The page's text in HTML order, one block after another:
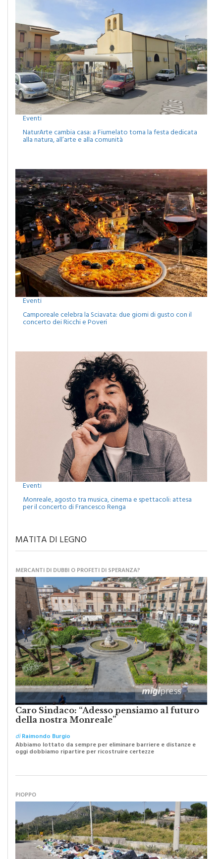
Eventi
NaturArte cambia casa: a Fiumelato torna la festa dedicata
alla natura, all’arte e alla comunità
Eventi
Camporeale celebra la Sciavata: due giorni di gusto con il
concerto dei Ricchi e Poveri
Monreale, agosto tra musica, cinema e spettacoli: attesa
per il concerto di Francesco Renga
Caro Sindaco: “Adesso pensiamo al futuro
della nostra Monreale”
diRaimondo Burgio
Abbiamo lottato da sempre per eliminare barriere e distanze e
oggi dobbiamo ripartire per ricostruire certezze